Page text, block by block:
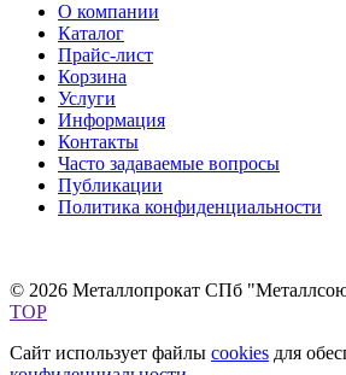
О компании
Каталог
Прайс-лист
Корзина
Услуги
Информация
Контакты
Часто задаваемые вопросы
Публикации
Политика конфиденциальности
© 2026 Металлопрокат СПб
TOP
Сайт использует файлы cookies для